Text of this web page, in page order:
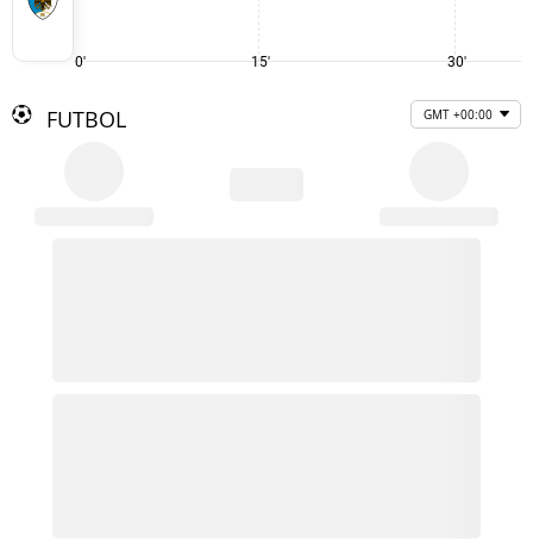
0' 15' 30'
FUTBOL GMT +00:00